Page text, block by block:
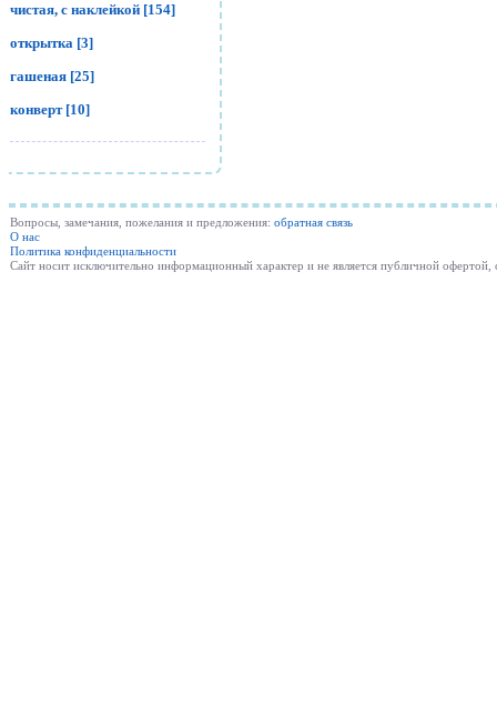
чистая, с наклейкой [154]
открытка [3]
гашеная [25]
конверт [10]
Вопросы, замечания, пожелания и предложения: обратная связь
О нас
Политика конфиденциальности
Cайт носит исключительно информационный характер и не является публичной